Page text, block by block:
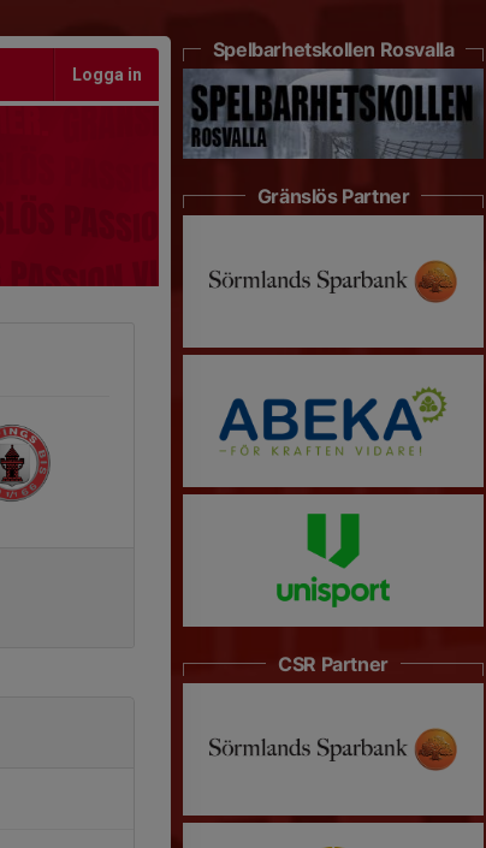
Logga in
Spelbarhetskollen Rosvalla
Gränslös Partner
CSR Partner